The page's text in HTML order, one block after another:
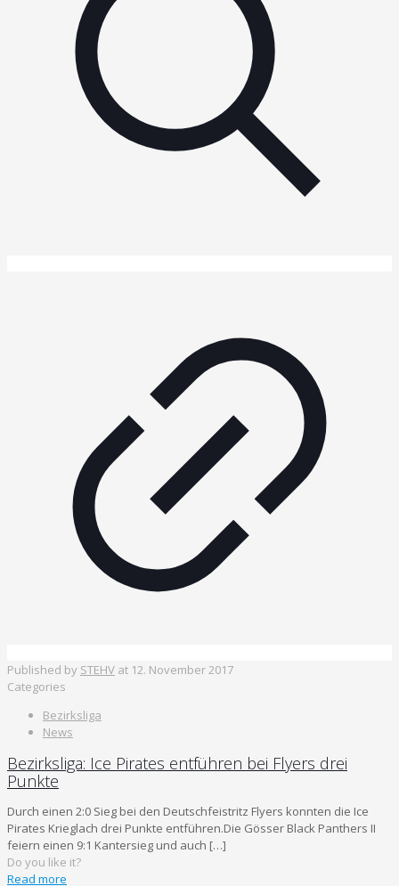
Published by STEHV at 12. November 2017
Categories
Bezirksliga
News
Bezirksliga: Ice Pirates entführen bei Flyers drei
Punkte
Durch einen 2:0 Sieg bei den Deutschfeistritz Flyers konnten die Ice
Pirates Krieglach drei Punkte entführen.Die Gösser Black Panthers II
feiern einen 9:1 Kantersieg und auch […]
Do you like it?
Read more